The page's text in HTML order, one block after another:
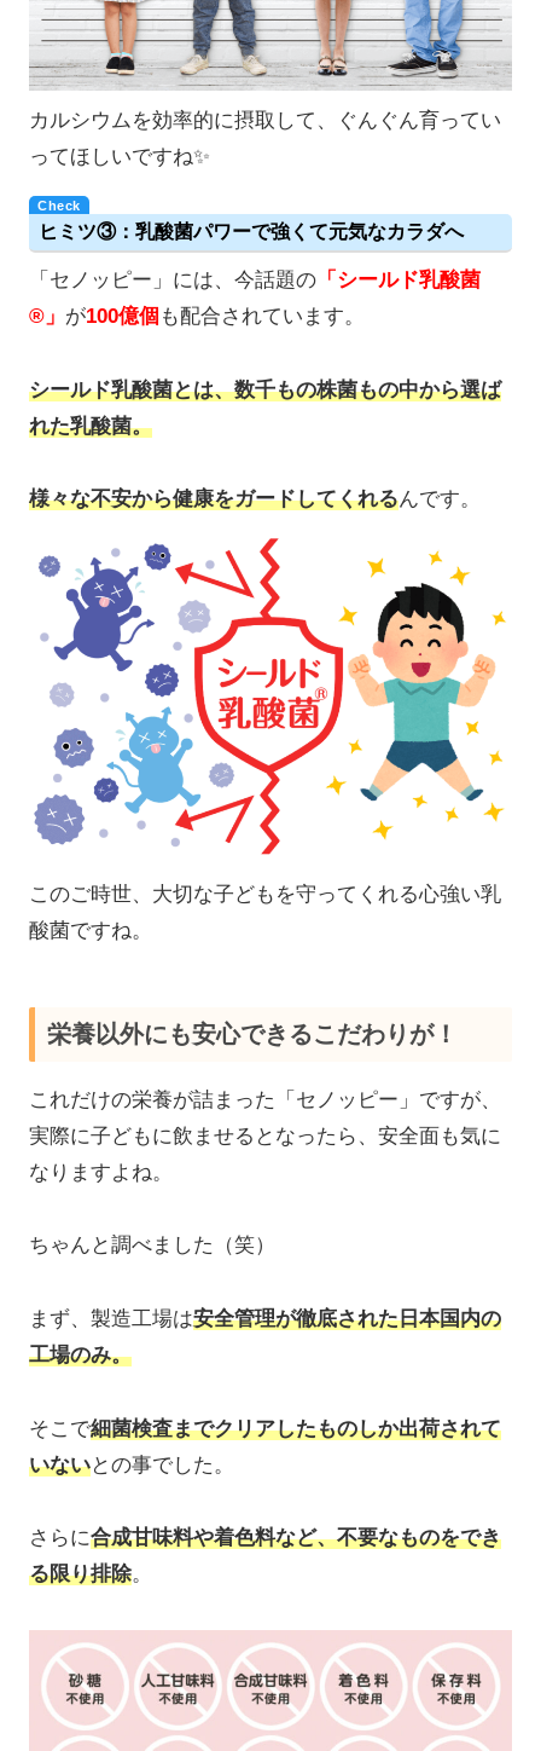
カルシウムを効率的に摂取して、ぐんぐん育ってい
ってほしいですね✨
ヒミツ③：乳酸菌パワーで強くて元気なカラダへ
「セノッピー」には、今話題の 「シールド乳酸菌
®」 が100億個 も配合されています。
シールド乳酸菌とは、数千もの株菌もの中から選ば
れた乳酸菌。
様々な不安から健康をガードしてくれるんです。
このご時世、大切な子どもを守ってくれる心強い乳
酸菌ですね。
栄養以外にも安心できるこだわりが！
これだけの栄養が詰まった「セノッピー」ですが、
実際に子どもに飲ませるとなったら、安全面も気に
なりますよね。
ちゃんと調べました（笑）
まず、製造工場は安全管理が徹底された日本国内の
工場のみ。
そこで細菌検査までクリアしたものしか出荷されて
いないとの事でした。
さらに合成甘味料や着色料など、不要なものをでき
る限り排除。